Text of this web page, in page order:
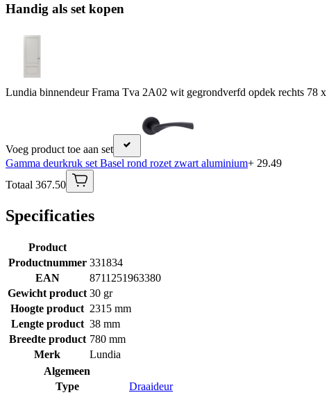
Handig als set kopen
Lundia binnendeur Frama Tva 2A02 wit gegrondverfd opdek rechts 78 x
Voeg product toe aan set
Gamma deurkruk set Basel rond rozet zwart aluminium+ 29.49
Totaal 367.50
Specificaties
Product
Productnummer 331834
EAN
8711251963380
Gewicht product 30 gr
Hoogte product 2315 mm
Lengte product 38 mm
Breedte product 780 mm
Merk
Lundia
Algemeen
Type
Draaideur